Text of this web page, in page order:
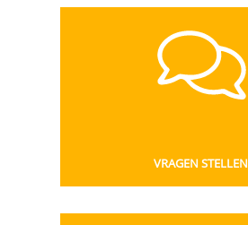
VRAGEN STELLEN